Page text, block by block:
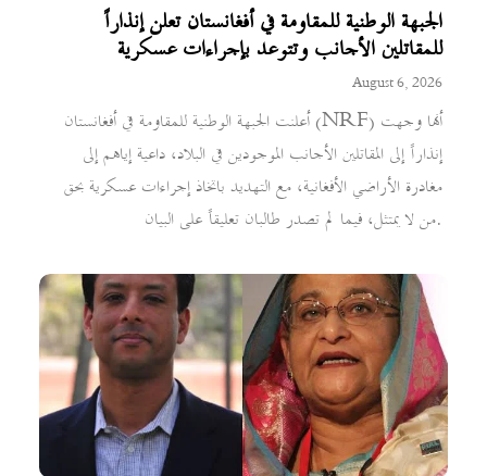
الجبهة الوطنية للمقاومة في أفغانستان تعلن إنذاراً
للمقاتلين الأجانب وتتوعد بإجراءات عسكرية
August 6, 2026
أعلنت الجبهة الوطنية للمقاومة في أفغانستان (NRF) أنها وجهت
إنذاراً إلى المقاتلين الأجانب الموجودين في البلاد، داعية إياهم إلى
مغادرة الأراضي الأفغانية، مع التهديد باتخاذ إجراءات عسكرية بحق
من لا يمتثل، فيما لم تصدر طالبان تعليقاً على البيان.